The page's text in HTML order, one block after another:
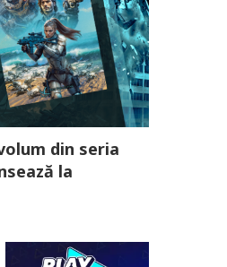
din seria
la